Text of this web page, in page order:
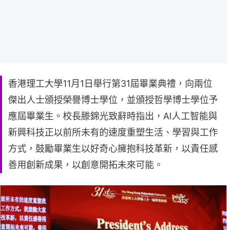
香港理工大學11月1日舉行第31屆畢業典禮，向兩位
傑出人士頒授榮譽博士學位，並頒授哲學博士學位予
應屆畢業生。校長滕錦光致辭時指出，AI人工智能與
新興科技正以前所未有的速度重塑生活、學習與工作
方式，鼓勵畢業生以好奇心擁抱科技革新，以責任感
善用創新成果，以創意開拓未來可能。